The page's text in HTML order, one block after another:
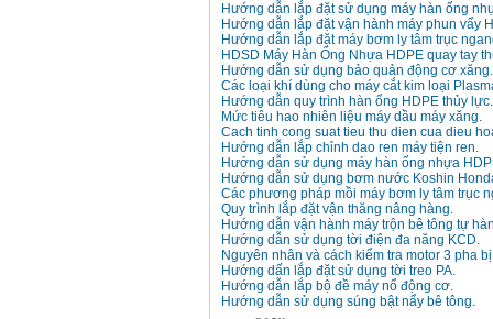
Hướng dẫn lắp đặt sử dụng máy hàn ống
Hướng dẫn lắp đặt vận hành máy phun vẩy
Hướng dẫn lắp đặt máy bơm ly tâm trục
HDSD Máy Hàn Ống Nhựa HDPE quay tay
Hướng dẫn sử dụng bảo quản động cơ xăng.
Các loại khí dùng cho máy cắt kim loại
Hướng dẫn quy trình hàn ống HDPE thủy lực.
Mức tiêu hao nhiên liệu máy dầu máy xăng.
Cach tinh cong suat tieu thu dien cua dieu
Hướng dẫn lắp chỉnh dao ren máy tiện ren.
Hướng dẫn sử dụng máy hàn ống nhựa
Hướng dẫn sử dụng bơm nước Koshin
Các phương pháp mồi máy bơm ly tâm trục
Quy trình lắp đặt vận thăng nâng hàng.
Hướng dẫn vận hành máy trộn bê tông tự
Hướng dẫn sử dụng tời điện đa năng KCD.
Nguyên nhân và cách kiểm tra motor 3 pha
Hướng dấn lắp đặt sử dụng tời treo PA.
Hướng dẫn lắp bộ đề máy nổ động cơ.
Hướng dẫn sử dụng súng bật nẩy bê tông.